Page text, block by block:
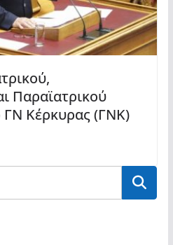
Παραϊατρικού
Κέρκυρας (ΓΝΚ)